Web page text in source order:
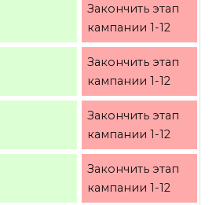
Закончить этап
кампании 1-12
Закончить этап
кампании 1-12
Закончить этап
кампании 1-12
Закончить этап
кампании 1-12